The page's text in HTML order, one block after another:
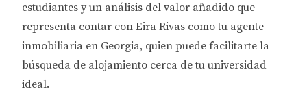
estudiantes y un análisis del valor añadido que
representa contar con Eira Rivas como tu agente
inmobiliaria en Georgia, quien puede facilitarte la
búsqueda de alojamiento cerca de tu universidad
ideal.